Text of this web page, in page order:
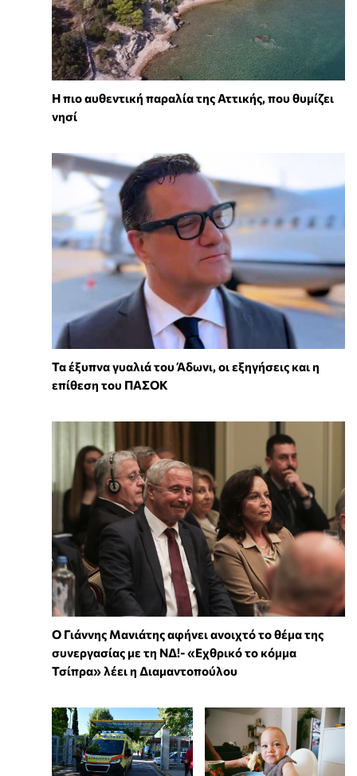
Η πιο αυθεντική παραλία της Αττικής, που θυμίζει
νησί
Τα έξυπνα γυαλιά του Άδωνι, οι εξηγήσεις και η
επίθεση του ΠΑΣΟΚ
Ο Γιάννης Μανιάτης αφήνει ανοιχτό το θέμα της
συνεργασίας με τη ΝΔ!- «Εχθρικό το κόμμα
Τσίπρα» λέει η Διαμαντοπούλου